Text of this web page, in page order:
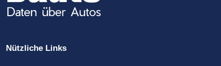
Nützliche Links